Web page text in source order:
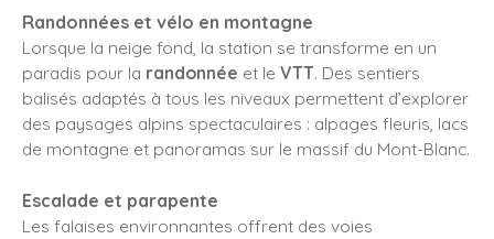
Randonnées et vélo en montagne
Lorsque la neige fond, la station se transforme en un
paradis pour la randonnée et le VTT. Des sentiers
balisés adaptés à tous les niveaux permettent d’explorer
des paysages alpins spectaculaires : alpages fleuris, lacs
de montagne et panoramas sur le massif du Mont-Blanc.
Escalade et parapente
Les falaises environnantes offrent des voies